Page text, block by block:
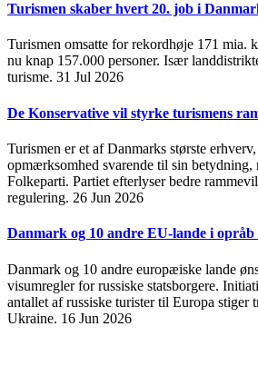
Turismen skaber hvert 20. job i
Turismen omsatte for rekordhøje 171 mia.
nu knap 157.000 personer. Især
turisme. 31 Jul 2026
De Konservative vil styrke turismens
Turismen er et af Danmarks største
opmærksomhed svarende til sin betydning,
Folkeparti. Partiet efterlyser bedre
regulering. 26 Jun 2026
Danmark og 10 andre EU-lande i
Danmark og 10 andre europæiske lande
visumregler for russiske statsborgere.
antallet af russiske turister til Europa stiger
Ukraine. 16 Jun 2026